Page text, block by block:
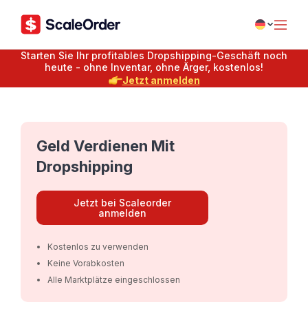
Starten Sie Ihr profitables Dropshipping-Geschäft noch
heute - ohne Inventar, ohne Ärger, kostenlos!
Jetzt anmelden
Geld Verdienen Mit
Dropshipping
Jetzt bei Scaleorder
anmelden
Kostenlos zu verwenden
Keine Vorabkosten
Alle Marktplätze eingeschlossen